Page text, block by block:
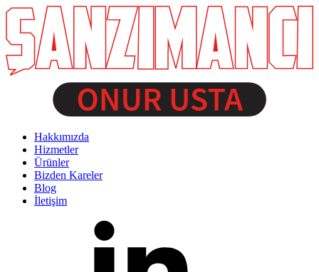
Hakkımızda
Hizmetler
Ürünler
Bizden Kareler
Blog
İletişim